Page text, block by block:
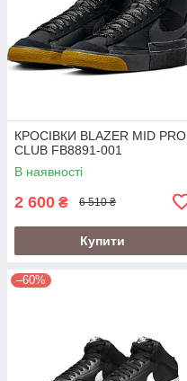
КРОСІВКИ BLAZER MID PRO
CLUB FB8891-001
В наявності
2 600 ₴ 6 510 ₴
Купити
–60%